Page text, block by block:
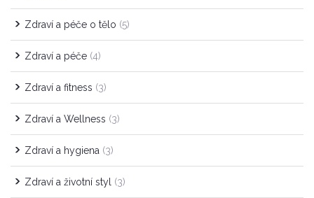
Zdraví a péče o tělo (5)
Zdraví a péče (4)
Zdraví a fitness (3)
Zdraví a Wellness (3)
Zdraví a hygiena (3)
Zdraví a životní styl (3)